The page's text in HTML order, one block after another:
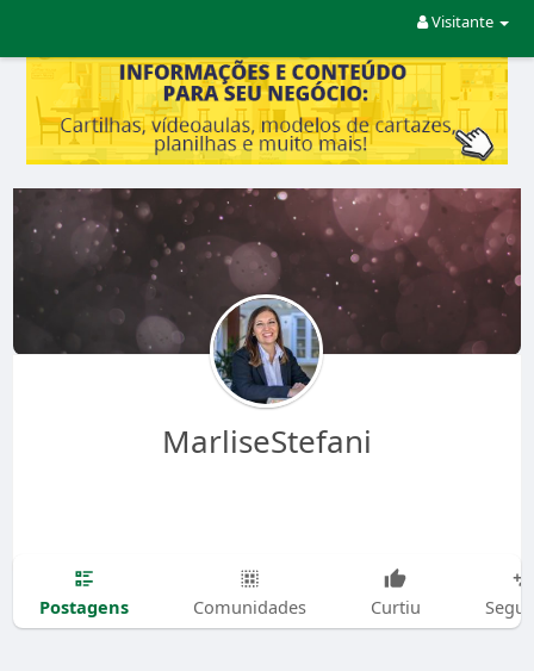
Visitante
MarliseStefani
Postagens Comunidades Curtiu